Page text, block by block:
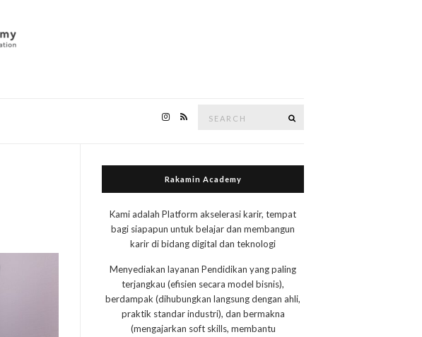
Rakamin Academy
Kami adalah Platform akselerasi karir, tempat
bagi siapapun untuk belajar dan membangun
karir di bidang digital dan teknologi
Menyediakan layanan Pendidikan yang paling
terjangkau (efisien secara model bisnis),
berdampak (dihubungkan langsung dengan ahli,
praktik standar industri), dan bermakna
(mengajarkan soft skills, membantu